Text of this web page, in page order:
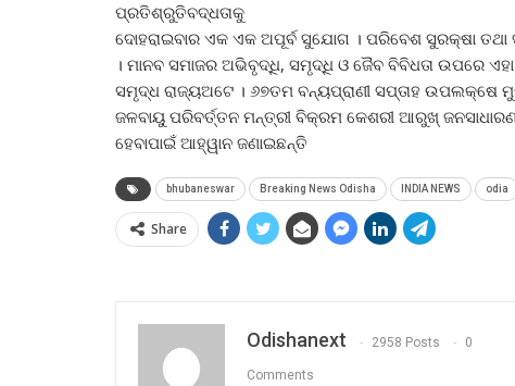
ପ୍ରତିଶ୍ରୁତିବଦ୍ଧତାକୁ
ଦୋହରାଇବାର ଏକ ଏକ ଅପୂର୍ବ ସୁଯୋଗ । ପରିବେଶ ସୁରକ୍ଷା
। ମାନବ ସମାଜର ଅଭିବୃଦ୍ଧି, ସମୃଦ୍ଧି ଓ ଜୈବ ବିବିଧତା ଉପରେ
ସମୃଦ୍ଧ ରାଜ୍ୟଅଟେ । ୬୭ତମ ବନ୍ୟପ୍ରାଣୀ ସପ୍ତାହ ଉପଲକ୍ଷେ
ଜଳବାୟୁ ପରିବର୍ତ୍ତନ ମନ୍ତ୍ରୀ ବିକ୍ରମ କେଶରୀ ଆରୁଖ୍‍
ହେବାପାଇଁ ଆହ୍ୱାନ ଜଣାଇଛନ୍ତି
bhubaneswar Breaking News Odisha INDIA NEWS odia
Share
Odishanext 2958 Posts 0
Comments